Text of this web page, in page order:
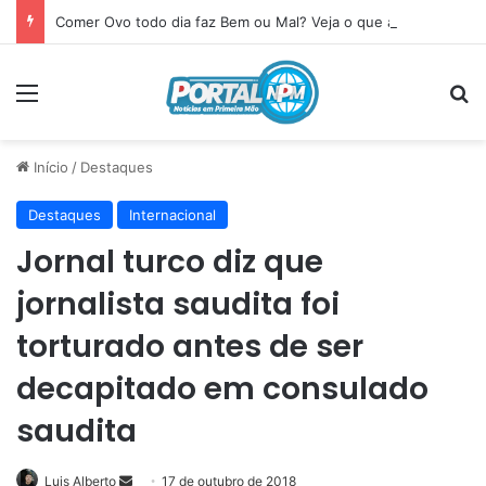
Início / Destaques
Destaques Internacional
Jornal turco diz que
jornalista saudita foi
torturado antes de ser
decapitado em consulado
saudita
Luis Alberto
Mande17 de outubro de 2018